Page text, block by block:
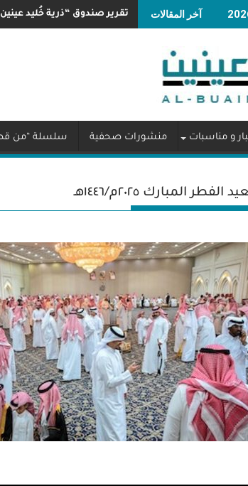
آخر المقالات تقرير صندوق “ذرية خُليد عينين
و مناسبات منشورات صحفية سلسلة “من
المبارك ٢٠٢٥م/١٤٤٦هـ